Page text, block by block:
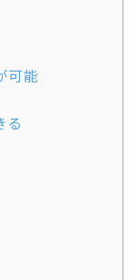
可能
る